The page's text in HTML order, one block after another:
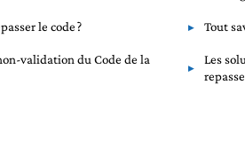
le code ? Tout
validation du Code de la
Les